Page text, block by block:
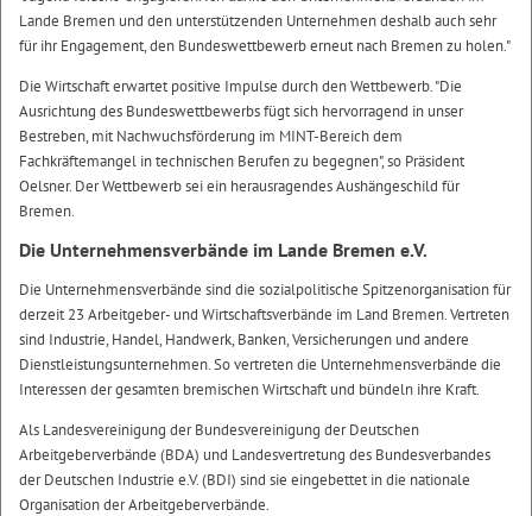
Lande Bremen und den unterstützenden Unternehmen deshalb auch sehr
für ihr Engagement, den Bundeswettbewerb erneut nach Bremen zu holen."
Die Wirtschaft erwartet positive Impulse durch den Wettbewerb. "Die
Ausrichtung des Bundeswettbewerbs fügt sich hervorragend in unser
Bestreben, mit Nachwuchsförderung im MINT-Bereich dem
Fachkräftemangel in technischen Berufen zu begegnen", so Präsident
Oelsner. Der Wettbewerb sei ein herausragendes Aushängeschild für
Bremen.
Die Unternehmensverbände im Lande Bremen e.V.
Die Unternehmensverbände sind die sozialpolitische Spitzenorganisation für
derzeit 23 Arbeitgeber- und Wirtschaftsverbände im Land Bremen. Vertreten
sind Industrie, Handel, Handwerk, Banken, Versicherungen und andere
Dienstleistungsunternehmen. So vertreten die Unternehmensverbände die
Interessen der gesamten bremischen Wirtschaft und bündeln ihre Kraft.
Als Landesvereinigung der Bundesvereinigung der Deutschen
Arbeitgeberverbände (BDA) und Landesvertretung des Bundesverbandes
der Deutschen Industrie e.V. (BDI) sind sie eingebettet in die nationale
Organisation der Arbeitgeberverbände.